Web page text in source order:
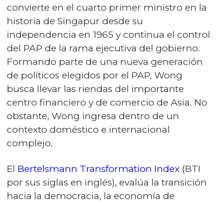
convierte en el cuarto primer ministro en la
historia de Singapur desde su
independencia en 1965 y continua el control
del PAP de la rama ejecutiva del gobierno.
Formando parte de una nueva generación
de políticos elegidos por el PAP, Wong
busca llevar las riendas del importante
centro financiero y de comercio de Asia. No
obstante, Wong ingresa dentro de un
contexto doméstico e internacional
complejo.
El Bertelsmann Transformation Index (BTI
por sus siglas en inglés), evalúa la transición
hacia la democracia, la economía de